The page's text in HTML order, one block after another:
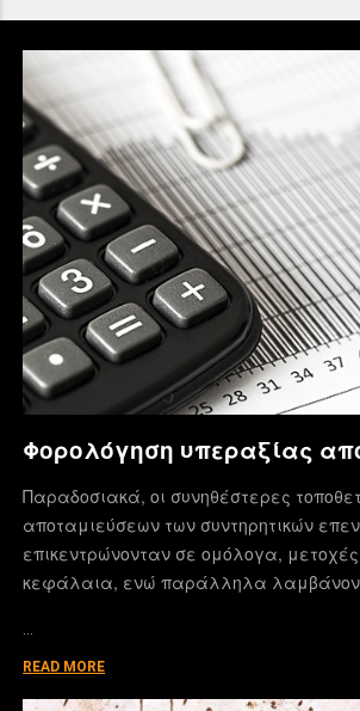
Φορολόγηση υπεραξίας
Παραδοσιακά, οι συνηθέστερες
αποταμιεύσεων των συντηρητικών
επικεντρώνονταν σε ομόλογα,
κεφάλαια, ενώ παράλληλα
…
READ MORE